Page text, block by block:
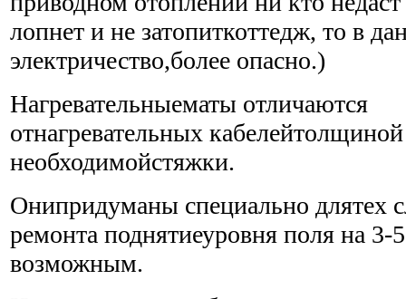
лопнет и не затопиткоттедж, то в
электричество,более опасно.)
Нагревательныематы отличаются
отнагревательных кабелейтолщиной
необходимойстяжки.
Онипридуманы специально длятех
ремонта поднятиеуровня поля на 3-
возможным.